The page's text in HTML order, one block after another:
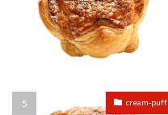
cream-puff